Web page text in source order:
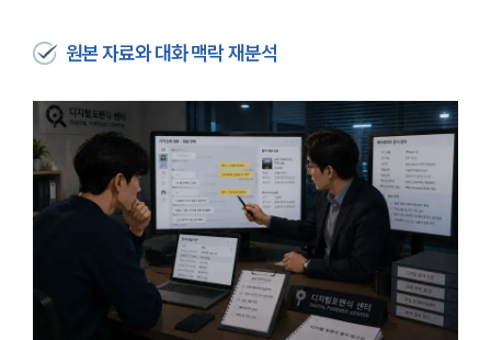
원본 자료와 대화 맥락 재분석